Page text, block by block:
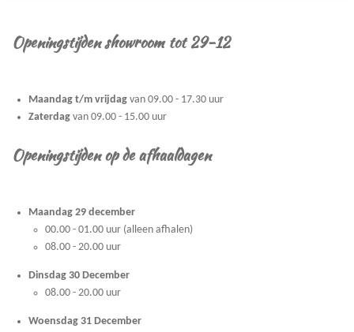
Openingstijden showroom tot 29-12
Maandag t/m vrijdag van 09.00 - 17.30 uur
Zaterdag van 09.00 - 15.00 uur
Openingstijden op de afhaaldagen
Maandag 29 december
00.00 - 01.00 uur (alleen afhalen)
08.00 - 20.00 uur
Dinsdag 30 December
08.00 - 20.00 uur
Woensdag 31 December